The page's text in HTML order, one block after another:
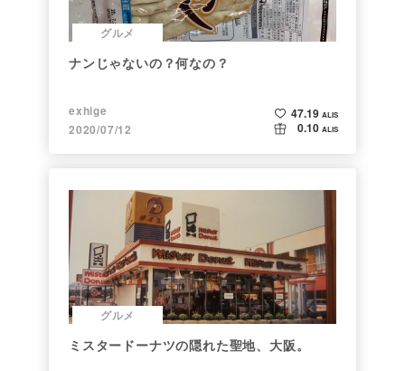
グルメ
ナンじゃないの？何なの？
exhige
2020/07/12
47.19 ALIS
0.10 ALIS
グルメ
ミスタードーナツの隠れた聖地、大阪。